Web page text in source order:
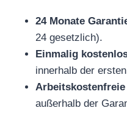
24 Monate
24 gesetzlich).
Einmalig
innerhalb der
außerhalb der